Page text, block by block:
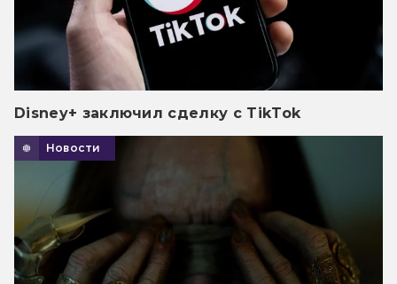
Disney+ заключил сделку с TikTok
Новости